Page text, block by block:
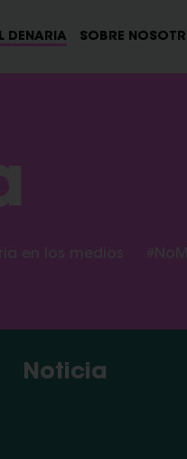
DENARIA SOBRE
en los medios
Noticia